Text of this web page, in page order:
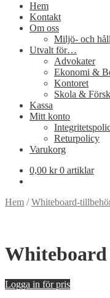
Hem
Kontakt
Om oss
Miljö- och
Utvalt för…
Advokater
Ekonomi &
Kontoret
Skola &
Kassa
Mitt konto
Returpolicy
Varukorg
0,00 kr 0 artiklar
Hem /Whiteboard-
Logga in för pris